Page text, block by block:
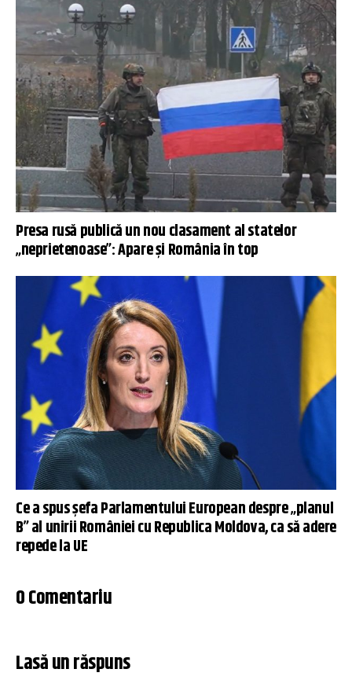
Presa rusă publică un nou clasament al statelor
„neprietenoase”: Apare și România în top
Ce a spus șefa Parlamentului European despre „planul
B” al unirii României cu Republica Moldova, ca să adere
repede la UE
0 Comentariu
Lasă un răspuns